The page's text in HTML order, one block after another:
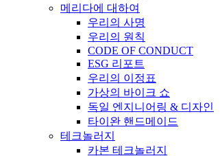
메리다에 대하여
우리의 사명
우리의 원칙
CODE OF CONDUCT
ESG 리포트
우리의 이정표
가상의 바이크 쇼
독일 엔지니어링 & 디자인
타이완 핸드메이드
테크놀러지
카본 테크놀러지